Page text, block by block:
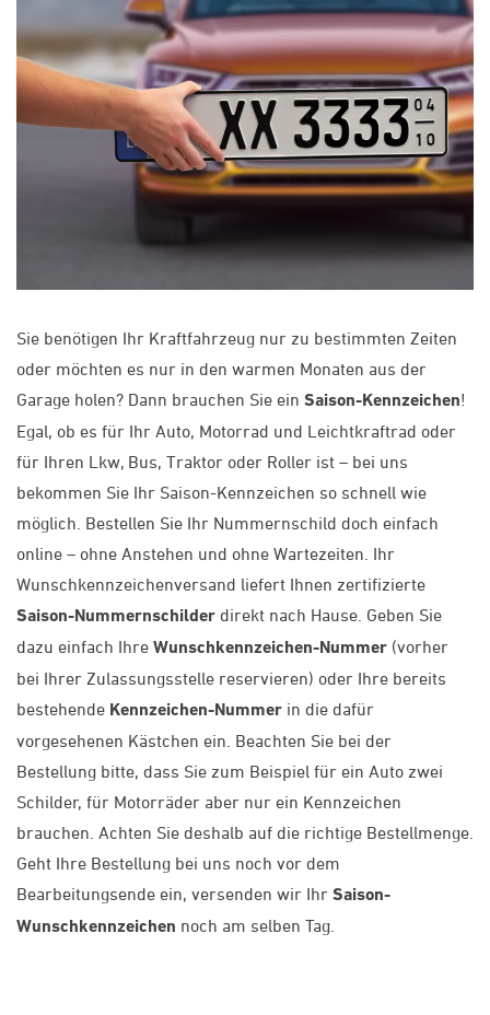
Sie benötigen Ihr Kraftfahrzeug nur zu bestimmten Zeiten
oder möchten es nur in den warmen Monaten aus der
Garage holen? Dann brauchen Sie ein Saison-Kennzeichen!
Egal, ob es für Ihr Auto, Motorrad und Leichtkraftrad oder
für Ihren Lkw, Bus, Traktor oder Roller ist – bei uns
bekommen Sie Ihr Saison-Kennzeichen so schnell wie
möglich. Bestellen Sie Ihr Nummernschild doch einfach
online – ohne Anstehen und ohne Wartezeiten. Ihr
Wunschkennzeichenversand liefert Ihnen zertifizierte
Saison-Nummernschilder direkt nach Hause. Geben Sie
dazu einfach Ihre Wunschkennzeichen-Nummer (vorher
bei Ihrer Zulassungsstelle reservieren) oder Ihre bereits
bestehende Kennzeichen-Nummer in die dafür
vorgesehenen Kästchen ein. Beachten Sie bei der
Bestellung bitte, dass Sie zum Beispiel für ein Auto zwei
Schilder, für Motorräder aber nur ein Kennzeichen
brauchen. Achten Sie deshalb auf die richtige Bestellmenge.
Geht Ihre Bestellung bei uns noch vor dem
Bearbeitungsende ein, versenden wir Ihr Saison-
Wunschkennzeichen noch am selben Tag.